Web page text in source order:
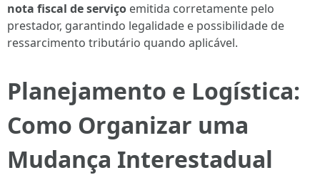
nota fiscal de serviço emitida corretamente pelo
prestador, garantindo legalidade e possibilidade de
ressarcimento tributário quando aplicável.
Planejamento e Logística:
Como Organizar uma
Mudança Interestadual